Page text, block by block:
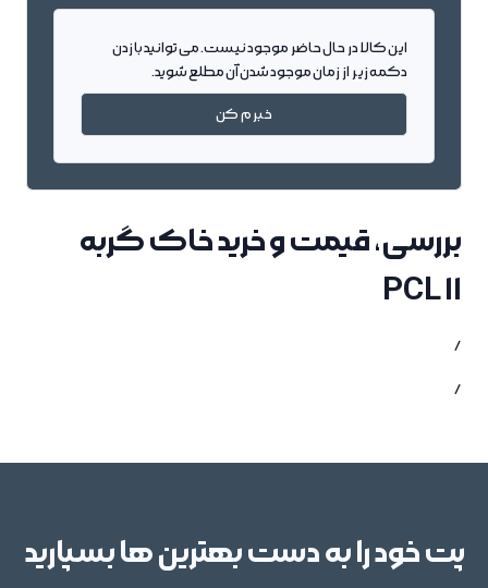
این کالا در حال حاضر موجود نیست. می توانید با زدن
دکمه زیر از زمان موجود شدن آن مطلع شوید.
خبرم کن
بررسی، قیمت و خرید خاک گربه
PCL 11
/
/
پت خود را به دست بهترین ها بسپارید